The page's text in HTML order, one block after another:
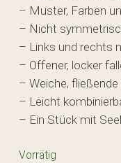
– Muster, Farben
– Nicht
– Links und rechts
– Offener, locker
– Weiche,
– Leicht
– Ein Stück mit
Vorrätig